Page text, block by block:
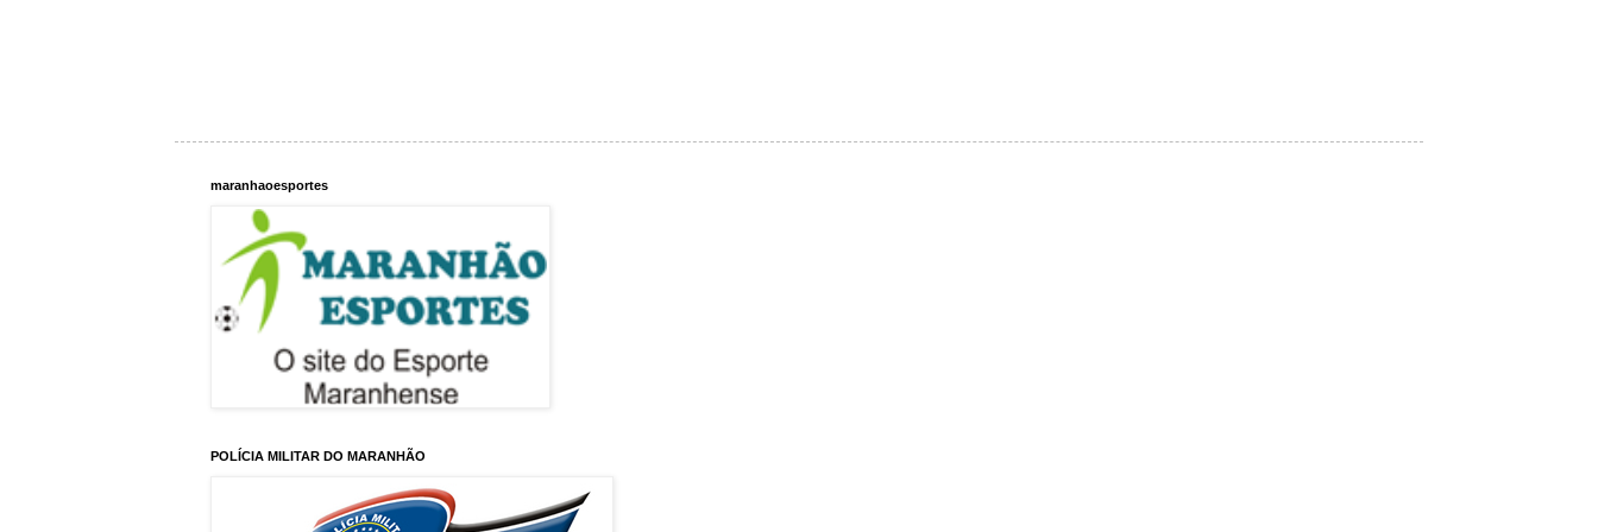
maranhaoesportes
POLÍCIA MILITAR DO MARANHÃO